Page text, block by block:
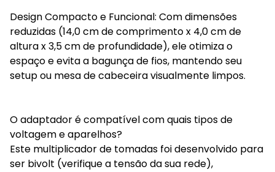
Design Compacto e Funcional: Com dimensões
reduzidas (14,0 cm de comprimento x 4,0 cm de
altura x 3,5 cm de profundidade), ele otimiza o
espaço e evita a bagunça de fios, mantendo seu
setup ou mesa de cabeceira visualmente limpos.
O adaptador é compatível com quais tipos de
voltagem e aparelhos?
Este multiplicador de tomadas foi desenvolvido para
ser bivolt (verifique a tensão da sua rede),